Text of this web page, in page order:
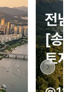
불러올 수 없습니다.
.